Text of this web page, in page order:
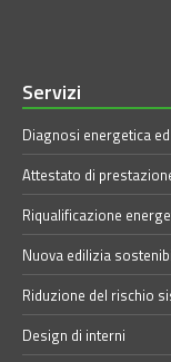
Servizi
Diagnosi energetica
Attestato di
Riqualificazione
Nuova edilizia
Riduzione del rischio
Design di interni